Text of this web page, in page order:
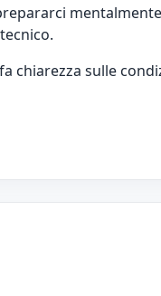
chiarezza sulle